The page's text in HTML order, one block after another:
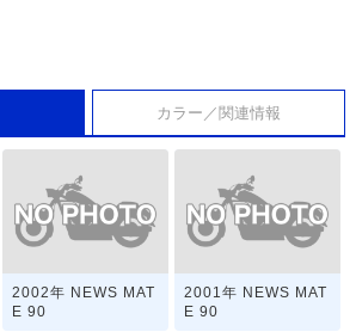
カラー／関連情報
2002年 NEWS MAT
E 90
2001年 NEWS MAT
E 90